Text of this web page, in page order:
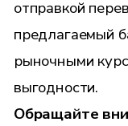
отправкой
предлагаемый
рыночными
выгодности.
Обращайте